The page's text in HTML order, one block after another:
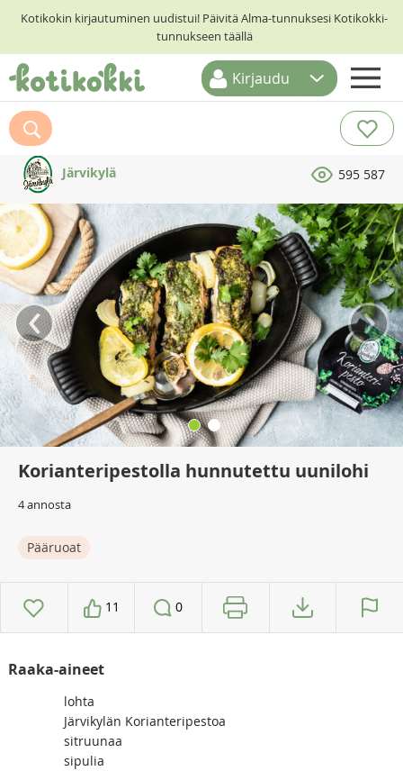
Kotikokin kirjautuminen uudistui! Päivitä Alma-tunnuksesi Kotikokki-
tunnukseen täällä
ETUSIVU
RESEPTIHAKU
RUOKATEEMAT
KESKUSTELUT
KOTIKOKIT
Kirjaudu
Järvikylä 595 587
‹ ›
Korianteripestolla hunnutettu uunilohi
4 annosta
Pääruoat
11 0
Raaka-aineet
lohta
Järvikylän Korianteripestoa
sitruunaa
sipulia